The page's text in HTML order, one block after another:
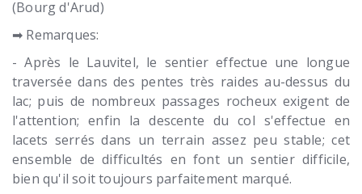
(Bourg d'Arud)
➡ Remarques:
- Après le Lauvitel, le sentier effectue une longue
traversée dans des pentes très raides au-dessus du
lac; puis de nombreux passages rocheux exigent de
l'attention; enfin la descente du col s'effectue en
lacets serrés dans un terrain assez peu stable; cet
ensemble de difficultés en font un sentier difficile,
bien qu'il soit toujours parfaitement marqué.